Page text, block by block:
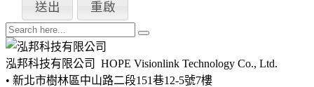
泓邦科技有限公司 HOPE Visionlink Technology Co., Ltd.
• 新北市樹林區中山路二段151巷12-5號7樓